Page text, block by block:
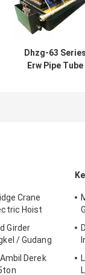
Dhzg-63 Series
Erw Pipe Tube
Crane
Hoist
Girder
/ Gudang
Derek